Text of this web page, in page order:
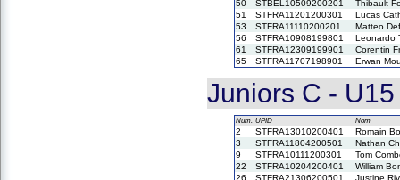
50
STBEL10509200201
Thibault
51
STFRA11201200301
Lucas
53
STFRA11110200201
Matteo
56
STFRA10908199801
Leonardo
61
STFRA12309199901
Corentin
65
STFRA11707198901 Erwan
Juniors C -
Num. UPID Nom
2 STFRA13010200401
Romain
3
STFRA11804200501
Nathan
9
STFRA10111200301
Tom
22
STFRA10204200401
William
26
STFRA21306200501
Justine